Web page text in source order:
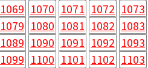
1069 1070 1071 1072 1073
1079 1080 1081 1082 1083
1089 1090 1091 1092 1093
1099 1100 1101 1102 1103